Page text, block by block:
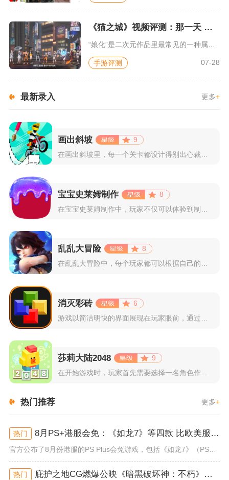
《猫之城》视频评测：那一天 我家的猫变成了猫娘
“娘化”是二次元作品里最常见的一种属性，这种属性不分物种、不...
手游评测 07-28
最新录入 更多+
画出斜坡
9
宝宝史莱姆制作
8
乱乱大冒险
8
在乱乱大冒险中，每个玩家都可以根据自己的喜好选择和培养角色，...
消灭彩砖
6
游戏以简洁明快的界面展现在玩家眼前，通过简单的滑动屏幕即可控...
莎莉大陆2048
9
在开始游戏时，玩家首先需要选择一名角色作为自己的代表，在神秘...
热门推荐 更多+
热门 8月PS+港服会免：《如龙7》等四款 比欧美服多一款
官方公布了8月份港服的PS Plus会免游戏，包括《如龙7》（PS4/PS5）、《小小梦魇》（PS4）、《托尼霍克职业滑...
热门 庇护之地CG燃爆公映《暗黑破坏神：不朽》今日全平台上线